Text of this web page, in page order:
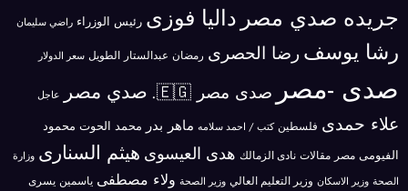
جريده صدي مصر داليا فوزى رئيس الوزراء راضي سليمان
رشا يوسف رضا الحصرى رمضان عبدالستار الطويل سعر الدولار
صدى -مصر صدى مصر 🇪🇬. صدي مصر عاجل
علاء حمدى فلسطين كتب / احمد سلامه ماهر بدر محمد الحوت محمود
الفيومى مصر مقالات نادى الزمالك هدى العيسوى هيثم السنارى وزارة
الصحة وزير الاسكان وزير التعليم العالي وزير الصحة ولاء مصطفى ياسمين يسرى